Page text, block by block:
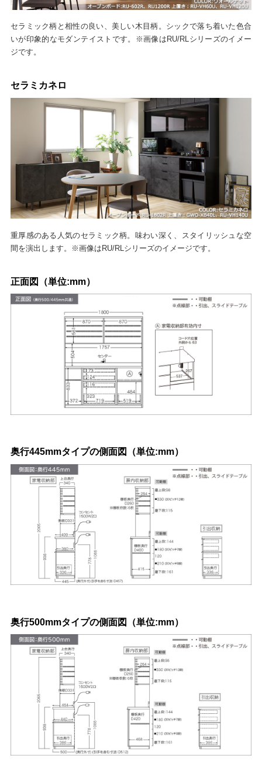
セラミック柄と相性の良い、美しい木目柄。シックで落ち着いた色合
いが印象的なモダンテイストです。※画像はRU/RLシリーズのイメー
ジです。
セラミカネロ
重厚感のある人気のセラミック柄。味わい深く、スタイリッシュな空
間を演出します。※画像はRU/RLシリーズのイメージです。
正面図（単位:mm）
奥行445mmタイプの側面図（単位:mm）
奥行500mmタイプの側面図（単位:mm）